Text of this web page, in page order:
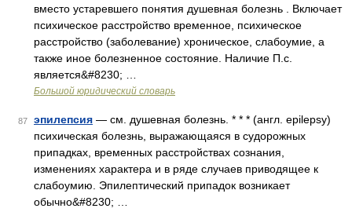
вместо устаревшего понятия душевная болезнь . Включает
психическое расстройство временное, психическое
расстройство (заболевание) хроническое, слабоумие, а
также иное болезненное состояние. Наличие П.с.
является&#8230; …
Большой юридический словарь
87 эпилепсия — см. душевная болезнь. * * * (англ. epilepsy)
психическая болезнь, выражающаяся в судорожных
припадках, временных расстройствах сознания,
изменениях характера и в ряде случаев приводящее к
слабоумию. Эпилептический припадок возникает
обычно&#8230; …